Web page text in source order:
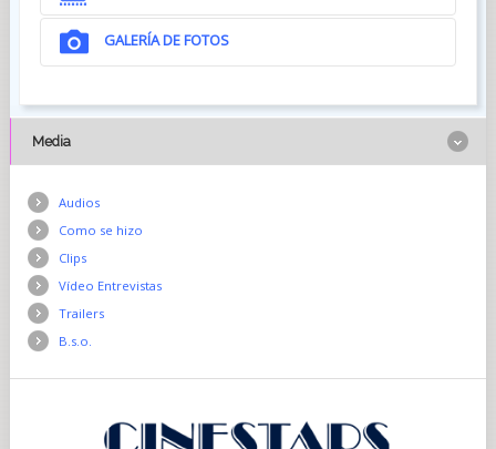
GALERÍA DE FOTOS
Media
Audios
Como se hizo
Clips
Vídeo Entrevistas
Trailers
B.s.o.